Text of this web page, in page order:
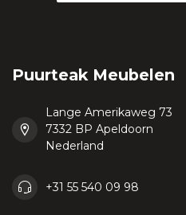
Puurteak Meubelen
Lange Amerikaweg 73
7332 BP Apeldoorn
Nederland
+31 55 540 09 98